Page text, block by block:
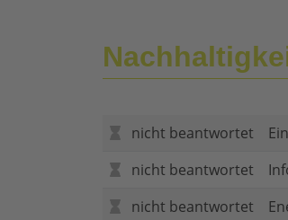
nicht beantwortet
nicht beantwortet
nicht beantwortet